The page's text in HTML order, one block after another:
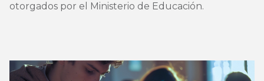
otorgados por el Ministerio de Educación.